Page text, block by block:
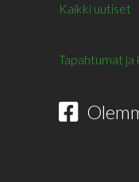
Kaikki uutiset
Tapahtumat ja